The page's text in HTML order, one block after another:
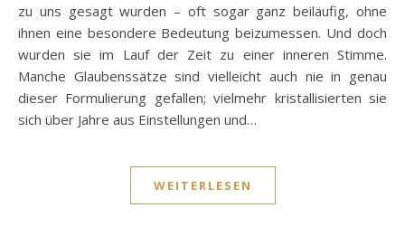
zu uns gesagt wurden – oft sogar ganz beiläufig, ohne
ihnen eine besondere Bedeutung beizumessen. Und doch
wurden sie im Lauf der Zeit zu einer inneren Stimme.
Manche Glaubenssätze sind vielleicht auch nie in genau
dieser Formulierung gefallen; vielmehr kristallisierten sie
sich über Jahre aus Einstellungen und…
WEITERLESEN